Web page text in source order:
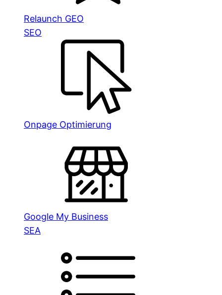
Relaunch GEO
SEO
Onpage Optimierung
Google My Business
SEA